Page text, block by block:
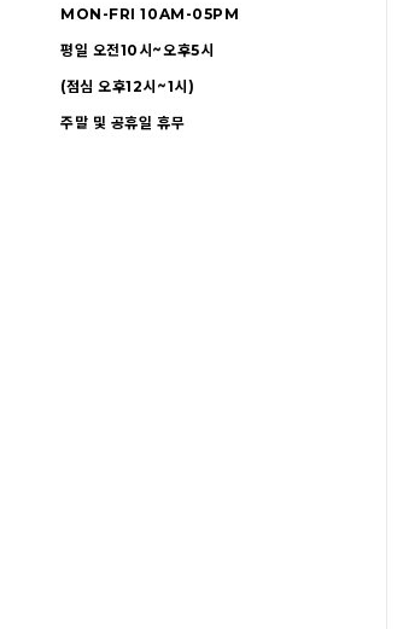
MON-FRI 10AM-05PM
평일 오전10시~오후5시
(점심 오후12시~1시)
주말 및 공휴일 휴무